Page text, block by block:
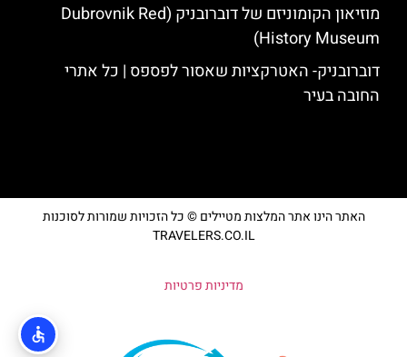
מוזיאון הקומוניזם של דוברובניק (Dubrovnik Red
History Museum)
דוברובניק- האטרקציות שאסור לפספס | כל אתרי
החובה בעיר
האתר הינו אתר המלצות מטיילים © כל הזכויות שמורות לסוכנות
TRAVELERS.CO.IL
מדיניות פרטיות